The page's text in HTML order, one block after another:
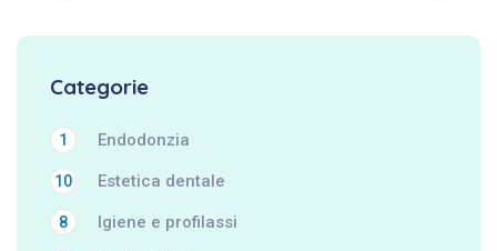
Categorie
Endodonzia
1
Estetica dentale
10
Igiene e profilassi
8